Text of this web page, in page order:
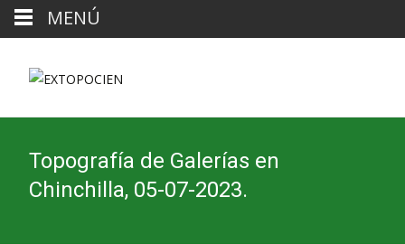
Topografía de Galerías en
Chinchilla, 05-07-2023.
MENÚ